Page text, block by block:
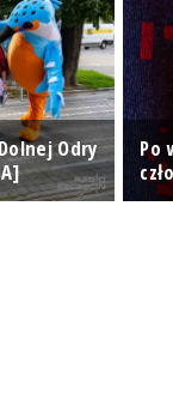
Odry
Po